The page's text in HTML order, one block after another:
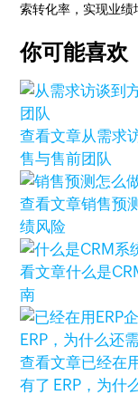
索转化率，实现业绩
你可能喜欢
查看文章从需求
售与售前团队
查看文章销售预
绩风险
看文章什么是
南
查看文章已经在
有了 ERP，为什